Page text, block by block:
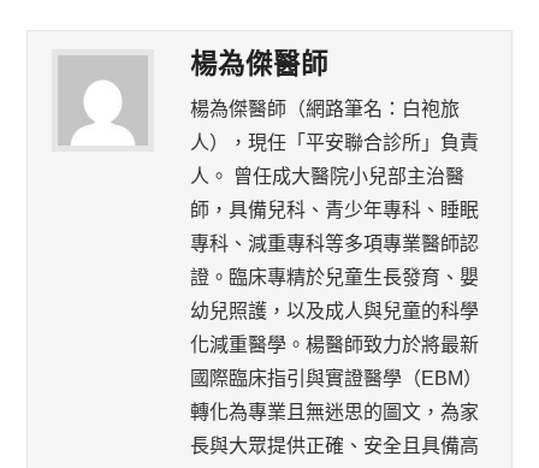
楊為傑醫師
楊為傑醫師（網路筆名：白袍旅
人），現任「平安聯合診所」負責
人。 曾任成大醫院小兒部主治醫
師，具備兒科、青少年專科、睡眠
專科、減重專科等多項專業醫師認
證。臨床專精於兒童生長發育、嬰
幼兒照護，以及成人與兒童的科學
化減重醫學。楊醫師致力於將最新
國際臨床指引與實證醫學（EBM）
轉化為專業且無迷思的圖文，為家
長與大眾提供正確、安全且具備高